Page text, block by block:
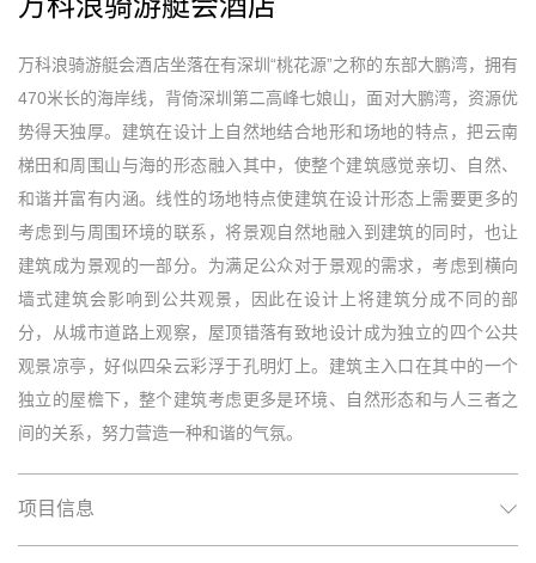
万科浪骑游艇会酒店坐落在有深圳“桃花源”之称的东部大鹏湾，拥有
470米长的海岸线，背倚深圳第二高峰七娘山，面对大鹏湾，资源优
势得天独厚。建筑在设计上自然地结合地形和场地的特点，把云南
梯田和周围山与海的形态融入其中，使整个建筑感觉亲切、自然、
和谐并富有内涵。线性的场地特点使建筑在设计形态上需要更多的
考虑到与周围环境的联系，将景观自然地融入到建筑的同时，也让
建筑成为景观的一部分。为满足公众对于景观的需求，考虑到横向
墙式建筑会影响到公共观景，因此在设计上将建筑分成不同的部
分，从城市道路上观察，屋顶错落有致地设计成为独立的四个公共
观景凉亭，好似四朵云彩浮于孔明灯上。建筑主入口在其中的一个
独立的屋檐下，整个建筑考虑更多是环境、自然形态和与人三者之
间的关系，努力营造一种和谐的气氛。
项目信息